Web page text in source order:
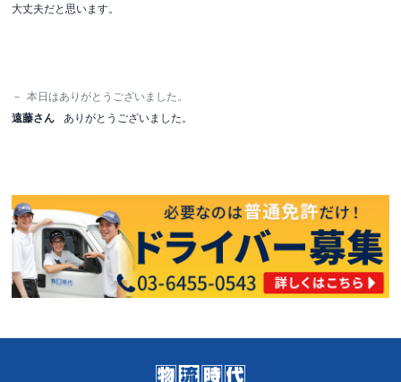
大丈夫だと思います。
－
本日はありがとうございました。
遠藤さん
ありがとうございました。